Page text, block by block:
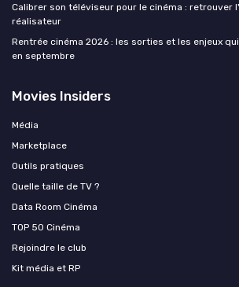
Calibrer son téléviseur pour le cinéma : retrouver
réalisateur
Rentrée cinéma 2026 : les sorties et les enjeux
en septembre
Movies Insiders
Média
Marketplace
Outils pratiques
Quelle taille de TV ?
Data Room Cinéma
TOP 50 Cinéma
Rejoindre le club
Kit média et RP